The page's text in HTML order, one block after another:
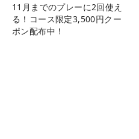
11月までのプレーに2回使え
る！コース限定3,500円クー
ポン配布中！